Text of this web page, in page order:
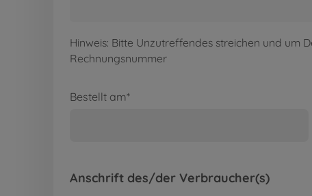
Hinweis: Bitte Unzutreffendes streichen und um
Rechnungsnummer
Bestellt am*
Anschrift des/der Verbraucher(s)